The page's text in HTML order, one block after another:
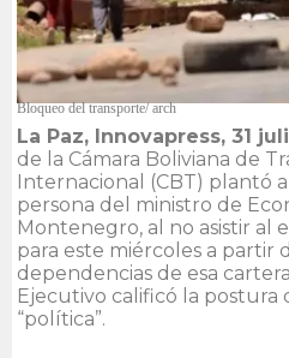
Bloqueo del transporte/ arch
La Paz, Innovapress, 31
de la Cámara Boliviana de
Internacional (CBT) plantó
persona del ministro de
Montenegro, al no asistir al
para este miércoles a partir
dependencias de esa
Ejecutivo calificó la postura
“política”.